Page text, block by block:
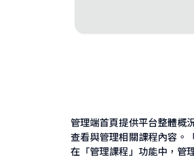
管理端首頁提供平台整體概
查看與管理相關課程內容。
在「管理課程」功能中，管